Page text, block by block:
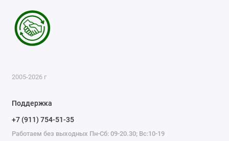
2005-2026 г
Поддержка
+7 (911) 754-51-35
Работаем без выходных Пн-Сб: 09-20.30; Вс:10-19